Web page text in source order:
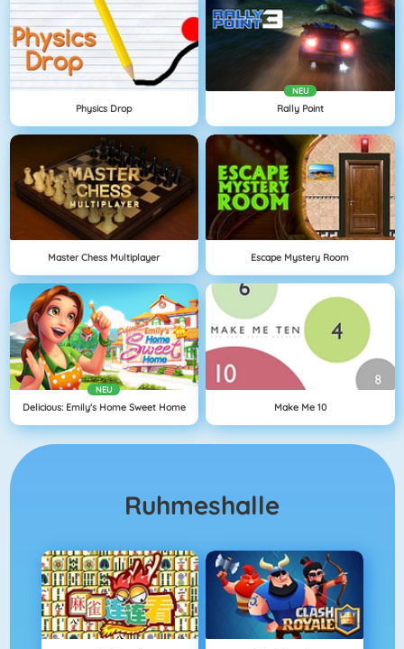
Physics Drop
NEU
Rally Point
Master Chess Multiplayer Escape Mystery Room
NEU
Delicious: Emily's Home Sweet Home Make Me 10
Ruhmeshalle